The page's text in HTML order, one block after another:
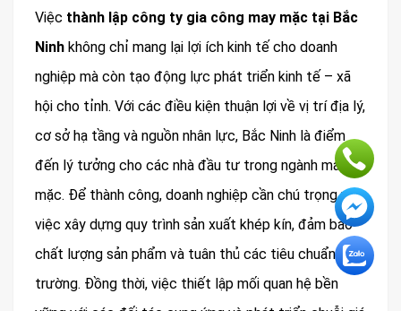
Việc thành lập công ty gia công may mặc tại Bắc
Ninh không chỉ mang lại lợi ích kinh tế cho doanh
nghiệp mà còn tạo động lực phát triển kinh tế – xã
hội cho tỉnh. Với các điều kiện thuận lợi về vị trí địa lý,
cơ sở hạ tầng và nguồn nhân lực, Bắc Ninh là điểm
đến lý tưởng cho các nhà đầu tư trong ngành may
mặc. Để thành công, doanh nghiệp cần chú trọng vào
việc xây dựng quy trình sản xuất khép kín, đảm bảo
chất lượng sản phẩm và tuân thủ các tiêu chuẩn môi
trường. Đồng thời, việc thiết lập mối quan hệ bền